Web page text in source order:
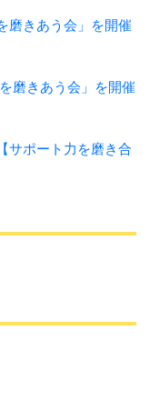
磨きあう会」を開催
磨きあう会」を開催
ポート力を磨き合